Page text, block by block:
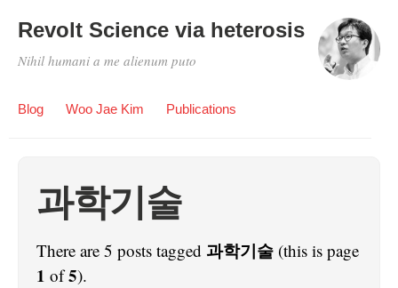
Revolt Science via heterosis
Nihil humani a me alienum puto
Blog Woo Jae Kim Publications
과학기술
There are 5 posts tagged 과학기술 (this is page
1 of5).